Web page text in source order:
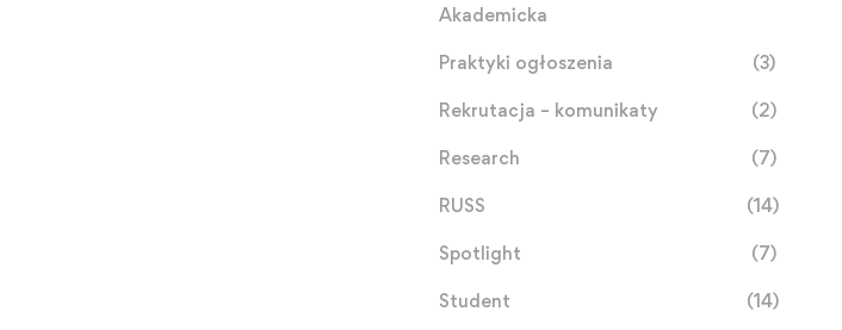
Akademicka
Praktyki ogłoszenia (3)
Rekrutacja – komunikaty (2)
Research (7)
RUSS (14)
Spotlight (7)
Student (14)